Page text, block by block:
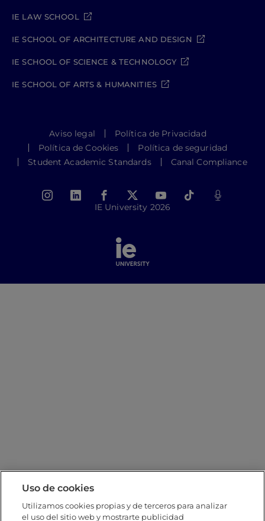
IE LAW SCHOOL
IE SCHOOL OF ARCHITECTURE AND DESIGN
IE SCHOOL OF SCIENCE & TECHNOLOGY
IE SCHOOL OF ARTS & HUMANITIES
Aviso legal
Política de Privacidad
Política de Cookies
Política de seguridad
Student Academic Standards
Canal Compliance
IE University 2026
Uso de cookies
Utilizamos cookies propias y de terceros para analizar
el uso del sitio web y mostrarte publicidad